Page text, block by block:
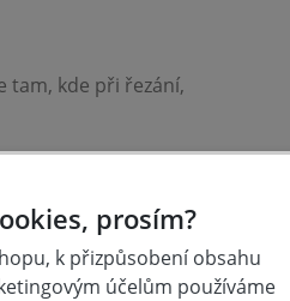
tam, kde při řezání,
prosím?
k přizpůsobení obsahu
účelům používáme